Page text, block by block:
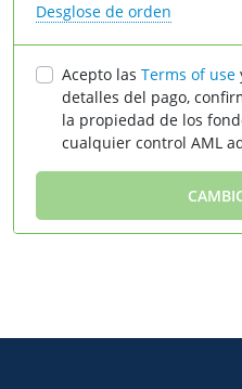
Desglose de orden
Acepto las Terms of use
detalles del pago,
la propiedad de los
cualquier control AML